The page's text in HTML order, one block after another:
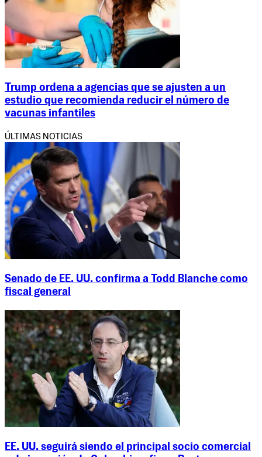
Trump ordena a agencias que se ajusten a un
estudio que recomienda reducir el número de
vacunas infantiles
ÚLTIMAS NOTICIAS
Senado de EE. UU. confirma a Todd Blanche como
fiscal general
EE. UU. seguirá siendo el principal socio comercial